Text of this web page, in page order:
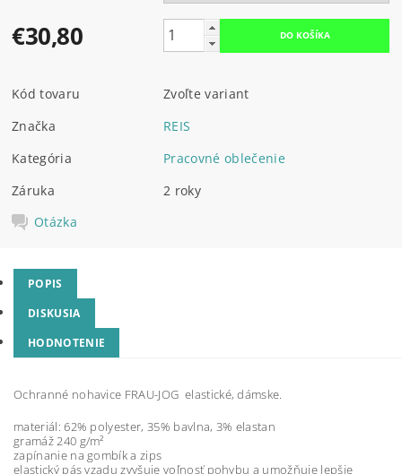
€30,80
Kód tovaru
Zvoľte variant
Značka
REIS
Kategória
Pracovné oblečenie
Záruka
2 roky
Otázka
POPIS
DISKUSIA
HODNOTENIE
Ochranné nohavice FRAU-JOG elastické, dámske.
materiál: 62% polyester, 35% bavlna, 3% elastan
gramáž 240 g/m²
zapínanie na gombík a zips
elastický pás vzadu zvyšuje voľnosť pohybu a umožňuje lepšie